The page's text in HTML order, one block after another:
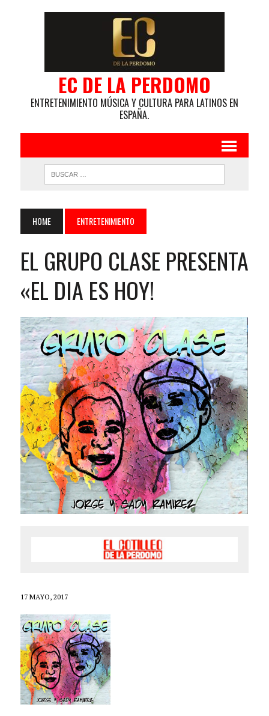
EC DE LA PERDOMO
ENTRETENIMIENTO MÚSICA Y CULTURA PARA LATINOS EN
ESPAÑA.
HOME ENTRETENIMIENTO
EL GRUPO CLASE PRESENTA
«EL DIA ES HOY!
17 MAYO, 2017